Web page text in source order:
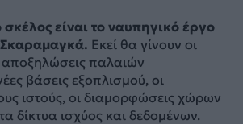
σκέλος είναι το ναυπηγικό έργο
Εκεί θα γίνουν οι
αποξηλώσεις παλαιών
βάσεις εξοπλισμού, οι
ιστούς, οι διαμορφώσεις χώρων
δίκτυα ισχύος και δεδομένων.